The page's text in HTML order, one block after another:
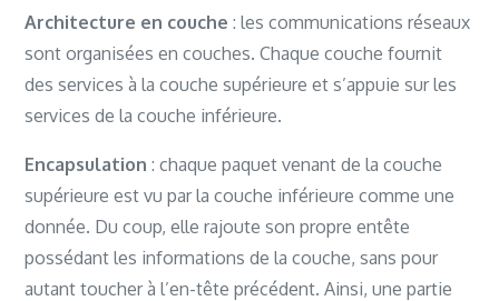
Architecture en couche : les communications réseaux
sont organisées en couches. Chaque couche fournit
des services à la couche supérieure et s’appuie sur les
services de la couche inférieure.
Encapsulation: chaque paquet venant de la couche
supérieure est vu par la couche inférieure comme une
donnée. Du coup, elle rajoute son propre entête
possédant les informations de la couche, sans pour
autant toucher à l’en-tête précédent. Ainsi, une partie